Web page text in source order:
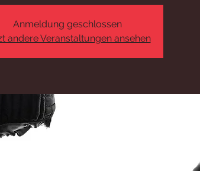
Anmeldung geschlossen
andere Veranstaltungen ansehen